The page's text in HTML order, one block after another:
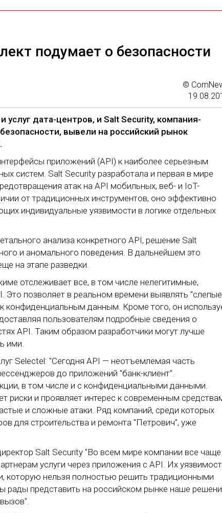
подумает о безопасности
©
дата-центров, и Salt Security, компания-
вывели на российский рынок
приложений (API) к наиболее серьезным
систем. Salt Security разработала и первая в мире
атак на API мобильных, веб- и IoT-
от традиционных инструментов, оно эффективно
индивидуальные уязвимости в логике отдельных
анализа конкретного API, решение Salt
и аномального поведения. В дальнейшем это
на этапе разведки.
отслеживает все, в том числе нелегитимные,
позволяет в реальном времени выявлять "слепые
конфиденциальным данным. Кроме того, он
пользователям подробные сведения о
API. Таким образом разработчики могут лучше
ими.
Selectel: "Сегодня API — неотъемлемая часть
до приложений "банк-клиент".
в том числе и с конфиденциальными данными.
риски и проявляет интерес к современным
и сложные атаки. Ряд компаний, среди которых
для строительства и ремонта "Петрович", уже
Salt Security "Во всем мире компании все чаще
услуги через приложения с API. Их
которую нельзя полностью решить традиционными
рады представить на российском рынке наше